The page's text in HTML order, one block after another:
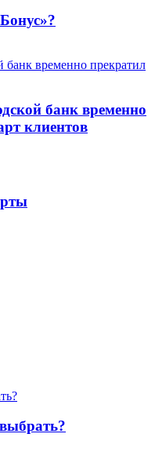
банк временно
клиентов